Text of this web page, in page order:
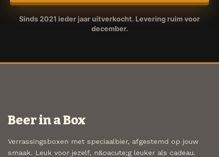
Sinds 2021 ieder jaar uitverkocht. Levering ruim voor
december.
Beer in a Box
Verrassingsboxen met speciaalbier, afgestemd op jouw
smaak. Leuk voor jezelf, n&oacute;g leuker als cadeau.